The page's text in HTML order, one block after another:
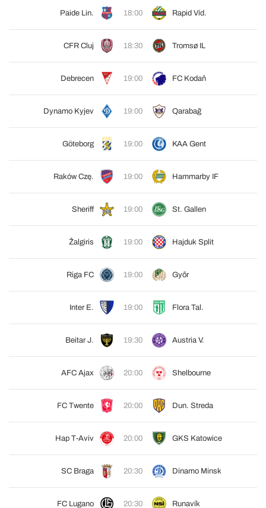
Paide Lin. 18:00 Rapid Víd.
CFR Cluj 18:30 Tromsø IL
Debrecen 19:00 FC Kodaň
Dynamo Kyjev 19:00 Qarabağ
Göteborg 19:00 KAA Gent
Raków Czę. 19:00 Hammarby IF
Sheriff 19:00 St. Gallen
Žalgiris 19:00 Hajduk Split
Riga FC 19:00 Győr
Inter E. 19:00 Flora Tal.
Beitar J. 19:30 Austria V.
AFC Ajax 20:00 Shelbourne
FC Twente 20:00 Dun. Streda
Hap T-Aviv 20:00 GKS Katowice
SC Braga 20:30 Dinamo Minsk
FC Lugano 20:30 Runavík